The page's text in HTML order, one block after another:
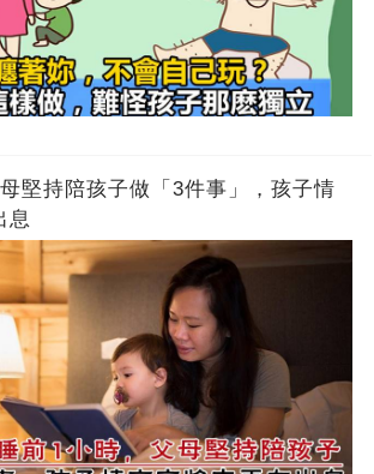
堅持陪孩子做「3件事」，孩子情
息